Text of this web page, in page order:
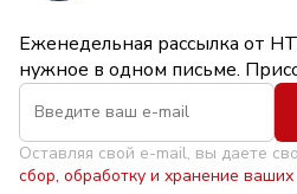
Еженедельная рассылка от
нужное в одном письме.
Оставляя свой e-mail, вы даете
сбор, обработку и хранение